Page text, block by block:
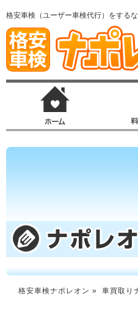
格安車検（ユーザー車検代行）をする
格安車検ナポレオン » 車買取り